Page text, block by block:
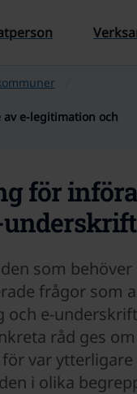
Till sidans innehåll
e-legitimation och
för
som
frågor som
e-
råd ges
var
i olika